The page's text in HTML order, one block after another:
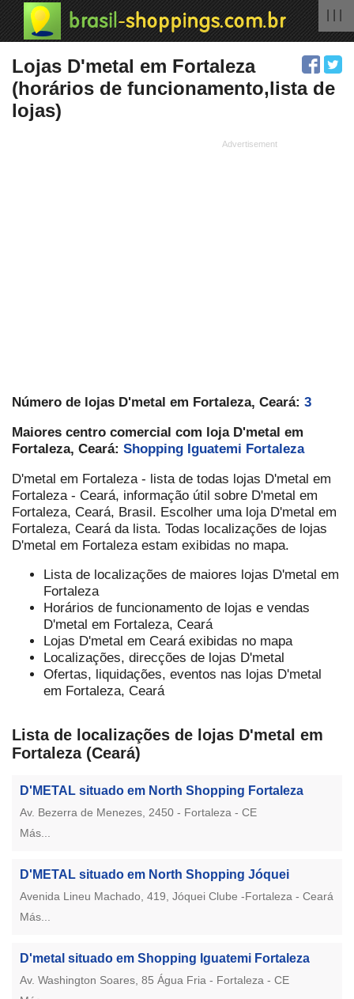
Lojas D'metal em Fortaleza
(horários de funcionamento,lista de
lojas)
Número de lojas D'metal em Fortaleza, Ceará: 3
Maiores centro comercial com loja D'metal em
Fortaleza, Ceará: Shopping Iguatemi Fortaleza
D'metal em Fortaleza - lista de todas lojas D'metal em
Fortaleza - Ceará, informação útil sobre D'metal em
Fortaleza, Ceará, Brasil. Escolher uma loja D'metal em
Fortaleza, Ceará da lista. Todas localizações de lojas
D'metal em Fortaleza estam exibidas no mapa.
Lista de localizações de maiores lojas D'metal em
Fortaleza
Horários de funcionamento de lojas e vendas
D'metal em Fortaleza, Ceará
Lojas D'metal em Ceará exibidas no mapa
Localizações, direcções de lojas D'metal
Ofertas, liquidações, eventos nas lojas D'metal
em Fortaleza, Ceará
Lista de localizações de lojas D'metal em
Fortaleza (Ceará)
D'METAL situado em North Shopping Fortaleza
Av. Bezerra de Menezes, 2450 - Fortaleza - CE
Más...
D'METAL situado em North Shopping Jóquei
Avenida Lineu Machado, 419, Jóquei Clube -Fortaleza - Ceará
Más...
D'metal situado em Shopping Iguatemi Fortaleza
Av. Washington Soares, 85 Água Fria - Fortaleza - CE